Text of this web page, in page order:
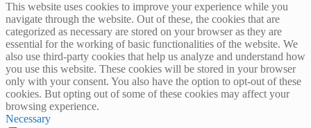
This website uses cookies to improve your experience while you
navigate through the website. Out of these, the cookies that are
categorized as necessary are stored on your browser as they are
essential for the working of basic functionalities of the website. We
also use third-party cookies that help us analyze and understand how
you use this website. These cookies will be stored in your browser
only with your consent. You also have the option to opt-out of these
cookies. But opting out of some of these cookies may affect your
browsing experience.
Necessary